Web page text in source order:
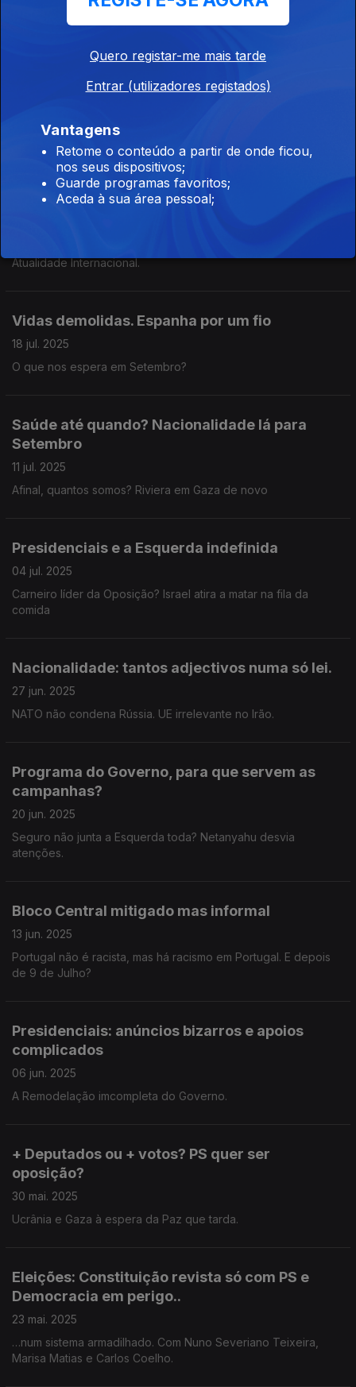
Bolsonaro.
Emissão Especial em Melo
Integrado no Festival Literário Em Nome da Terra.
Previsões acertadas, Elevador da Glória e Autárquicas.
Previsões acertadas. Elevador da Glória e
Atualidade Internacional.
Vidas demolidas. Espanha por um fio
18 jul. 2025
O que nos espera em Setembro?
Saúde até quando? Nacionalidade lá para
Setembro
11 jul. 2025
Afinal, quantos somos? Riviera em Gaza de novo
Presidenciais e a Esquerda indefinida
04 jul. 2025
Carneiro líder da Oposição? Israel atira a matar na fila da
comida
Nacionalidade: tantos adjectivos numa só lei.
27 jun. 2025
NATO não condena Rússia. UE irrelevante no Irão.
Programa do Governo, para que servem as
campanhas?
20 jun. 2025
Seguro não junta a Esquerda toda? Netanyahu desvia
atenções.
Bloco Central mitigado mas informal
13 jun. 2025
Portugal não é racista, mas há racismo em Portugal. E depois
de 9 de Julho?
Presidenciais: anúncios bizarros e apoios
complicados
06 jun. 2025
A Remodelação imcompleta do Governo.
+ Deputados ou + votos? PS quer ser
oposição?
30 mai. 2025
Ucrânia e Gaza à espera da Paz que tarda.
Eleições: Constituição revista só com PS e
Democracia em perigo..
23 mai. 2025
…num sistema armadilhado. Com Nuno Severiano Teixeira,
Marisa Matias e Carlos Coelho.
Quero registar-me mais tarde
Entrar (utilizadores registados)
Vantagens
Retome o conteúdo a partir de onde ficou,
nos seus dispositivos;
Guarde programas favoritos;
Aceda à sua área pessoal;